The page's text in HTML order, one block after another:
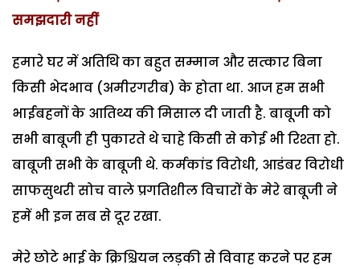
समझदारी नहीं
हमारे घर में अतिथि का बहुत सम्मान और सत्कार बिना
किसी भेदभाव (अमीरगरीब) के होता था. आज हम सभी
भाईबहनों के आतिथ्य की मिसाल दी जाती है. बाबूजी को
सभी बाबूजी ही पुकारते थे चाहे किसी से कोई भी रिश्ता हो.
बाबूजी सभी के बाबूजी थे. कर्मकांड विरोधी, आडंबर विरोधी
साफसुथरी सोच वाले प्रगतिशील विचारों के मेरे बाबूजी ने
हमें भी इन सब से दूर रखा.
मेरे छोटे भाई के क्रिश्चियन लड़की से विवाह करने पर हम